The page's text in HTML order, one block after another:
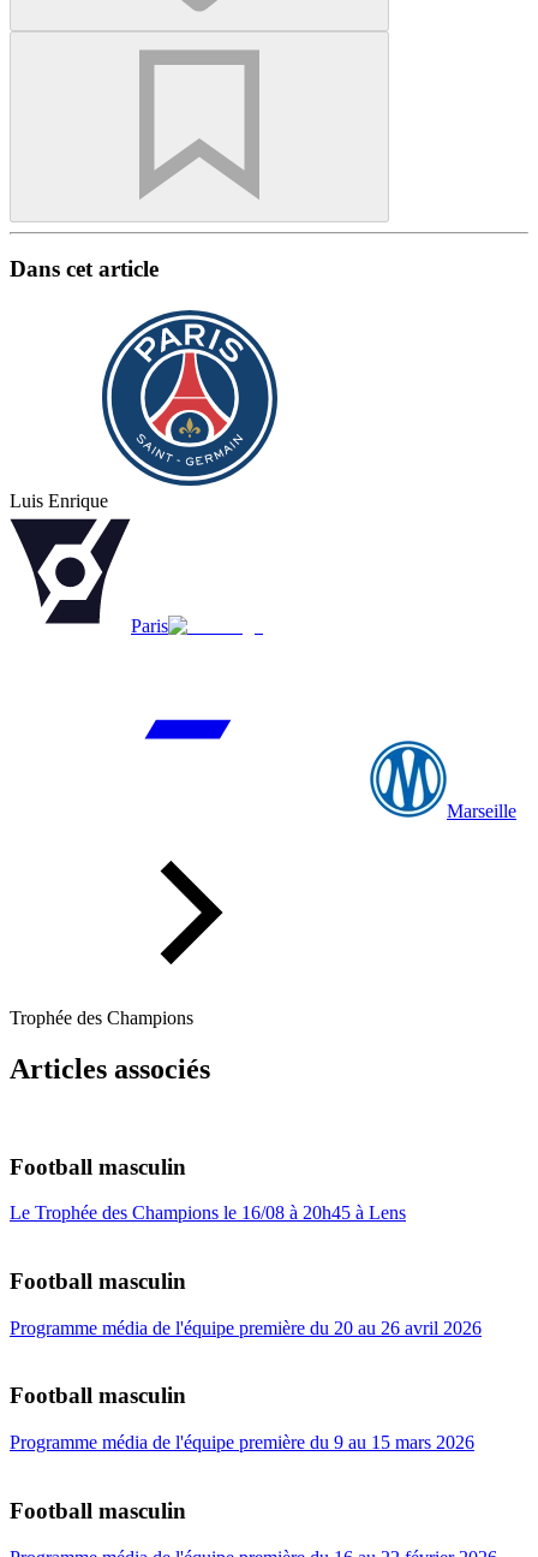
Dans cet article
Luis Enrique
Paris
Marseille
Trophée des Champions
Articles associés
Football masculin
Le Trophée des Champions le 16/08 à 20h45 à Lens
Football masculin
Programme média de l'équipe première du 20 au 26 avril 2026
Football masculin
Programme média de l'équipe première du 9 au 15 mars 2026
Football masculin